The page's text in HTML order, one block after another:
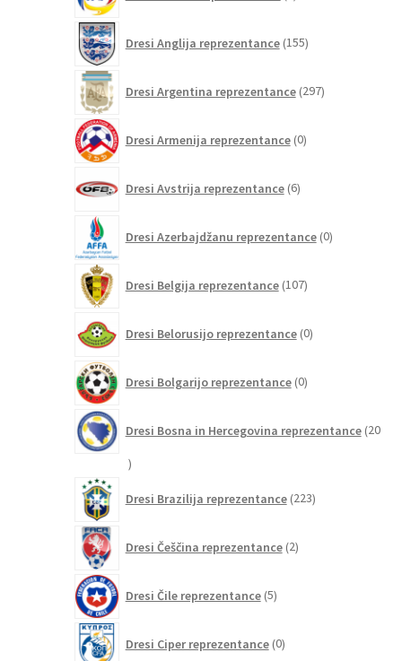
Dresi Anglija reprezentance 155izdelkov
Dresi Argentina reprezentance 297izdelkov
Dresi Armenija reprezentance 0izdelkov
Dresi Avstrija reprezentance 6izdelkov
Dresi Azerbajdžanu reprezentance 0izdelkov
Dresi Belgija reprezentance 107izdelkov
Dresi Belorusijo reprezentance 0izdelkov
Dresi Bolgarijo reprezentance 0izdelkov
Dresi Bosna in Hercegovina reprezentance 20
20
Dresi Brazilija reprezentance 223izdelkov
Dresi Češčina reprezentance 2izdelka
Dresi Čile reprezentance 5izdelkov
Dresi Ciper reprezentance 0izdelkov